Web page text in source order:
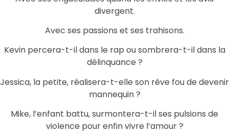
divergent.
Avec ses passions et ses trahisons.
Kevin percera-t-il dans le rap ou sombrera-t-il dans la
délinquance ?
Jessica, la petite, réalisera-t-elle son rêve fou de devenir
mannequin ?
Mike, l’enfant battu, surmontera-t-il ses pulsions de
violence pour enfin vivre l’amour ?